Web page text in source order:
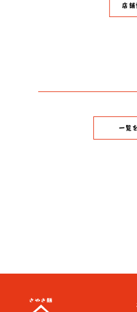
店舗
一覧